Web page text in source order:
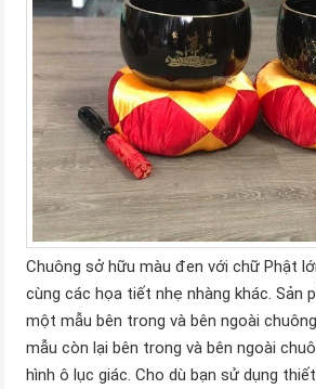
Chuông sở hữu màu đen với chữ Phật
cùng các họa tiết nhẹ nhàng khác. Sản
một mẫu bên trong và bên ngoài
mẫu còn lại bên trong và bên ngoài
hình ô lục giác. Cho dù bạn sử dụng